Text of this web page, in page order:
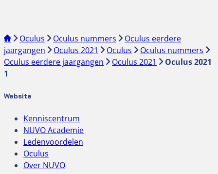
Oculus Oculus nummers
Oculus eerdere
jaargangen
Oculus 2021 Oculus
Oculus nummers
Oculus eerdere jaargangen
Oculus 2021
Oculus 2021
1
Website
Kenniscentrum
NUVO Academie
Ledenvoordelen
Oculus
Over NUVO